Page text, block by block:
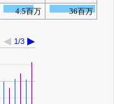
4.5百万 36百万
1/3